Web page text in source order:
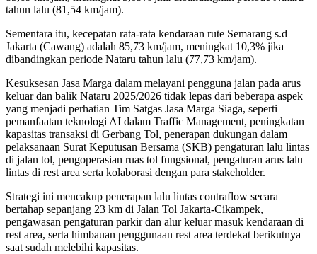
tahun lalu (81,54 km/jam).
Sementara itu, kecepatan rata-rata kendaraan rute Semarang s.d
Jakarta (Cawang) adalah 85,73 km/jam, meningkat 10,3% jika
dibandingkan periode Nataru tahun lalu (77,73 km/jam).
Kesuksesan Jasa Marga dalam melayani pengguna jalan pada arus
keluar dan balik Nataru 2025/2026 tidak lepas dari beberapa aspek
yang menjadi perhatian Tim Satgas Jasa Marga Siaga, seperti
pemanfaatan teknologi AI dalam Traffic Management, peningkatan
kapasitas transaksi di Gerbang Tol, penerapan dukungan dalam
pelaksanaan Surat Keputusan Bersama (SKB) pengaturan lalu lintas
di jalan tol, pengoperasian ruas tol fungsional, pengaturan arus lalu
lintas di rest area serta kolaborasi dengan para stakeholder.
Strategi ini mencakup penerapan lalu lintas contraflow secara
bertahap sepanjang 23 km di Jalan Tol Jakarta-Cikampek,
pengawasan pengaturan parkir dan alur keluar masuk kendaraan di
rest area, serta himbauan penggunaan rest area terdekat berikutnya
saat sudah melebihi kapasitas.